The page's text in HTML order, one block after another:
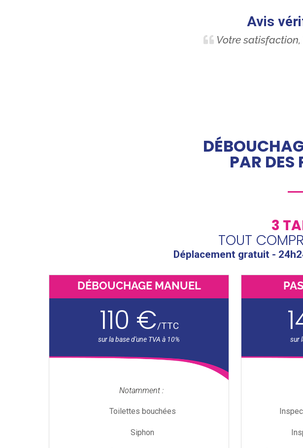
Avis
Votre
PAR DES
3
TOUT
Déplacement gratuit -
DÉBOUCHAGE MANUEL
110 €/TTC
Notamment :
Toilettes bouchées
Siphon